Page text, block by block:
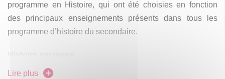
programme en Histoire, qui ont été choisies en fonction
des principaux enseignements présents dans tous les
programme d’histoire du secondaire.
Lire plus